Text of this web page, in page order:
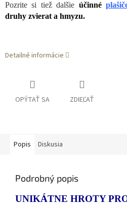
Pozrite si tiež dalšie účinné
druhy zvierat a hmyzu.
Detailné informácie
OPÝTAŤ SA ZDIEĽAŤ
Popis Diskusia
Podrobný popis
UNIKÁTNE HROTY